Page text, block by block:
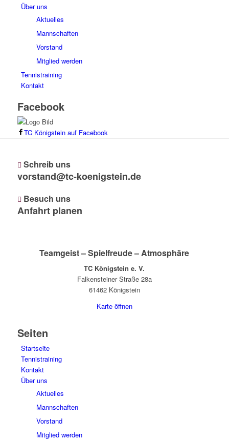
Über uns
Aktuelles
Mannschaften
Vorstand
Mitglied werden
Tennistraining
Kontakt
Facebook
TC Königstein auf Facebook
Schreib uns
vorstand@tc-koenigstein.de
Besuch uns
Anfahrt planen
Teamgeist – Spielfreude – Atmosphäre
TC Königstein e. V.
Falkensteiner Straße 28a
61462 Königstein
Karte öffnen
Seiten
Startseite
Tennistraining
Kontakt
Über uns
Aktuelles
Mannschaften
Vorstand
Mitglied werden